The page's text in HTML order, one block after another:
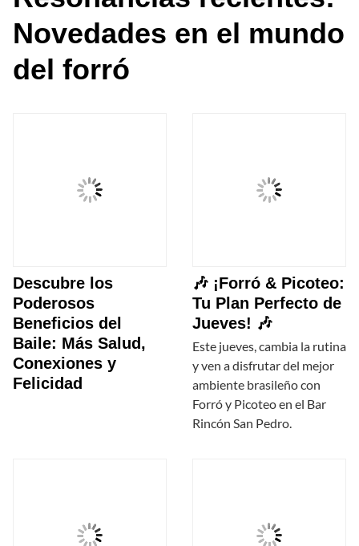
Novedades en el mundo
del forró
Descubre los
Poderosos
Beneficios del
Baile: Más Salud,
Conexiones y
Felicidad
🎶 ¡Forró & Picoteo:
Tu Plan Perfecto de
Jueves! 🎶
Este jueves, cambia la rutina
y ven a disfrutar del mejor
ambiente brasileño con
Forró y Picoteo en el Bar
Rincón San Pedro.